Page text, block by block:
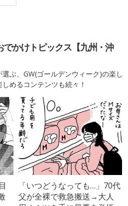
でかけトピックス【九州・沖
ぶ、GW(ゴールデンウィーク)の楽し
めるコンテンツも続々！
「いつどうなっても…」70代
父が全裸で救急搬送→大人